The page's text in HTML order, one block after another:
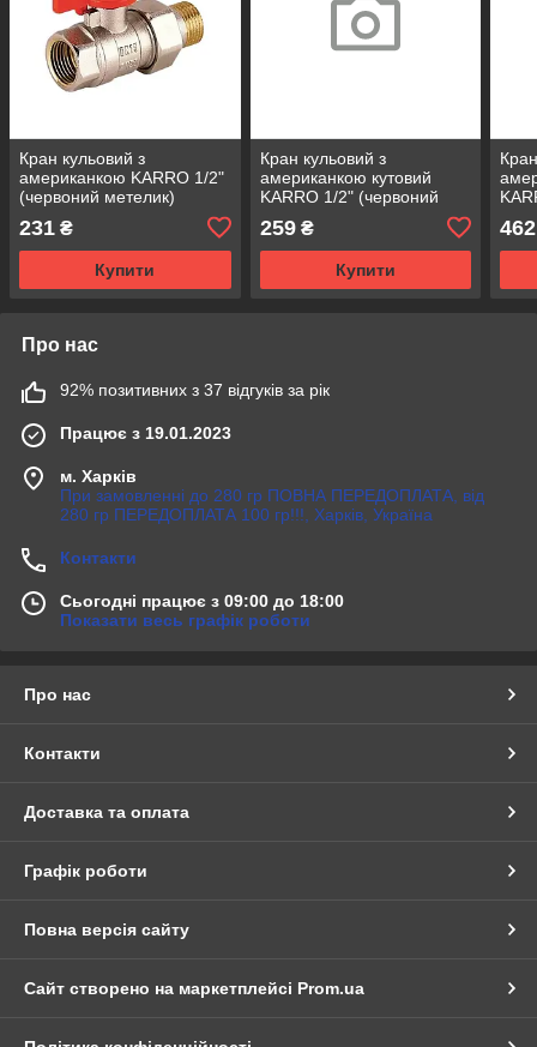
Кран кульовий з
американкою KARRO 1/2"
(червоний метелик)
231 ₴
Купити
Кран кульовий з
американкою кутовий
KARRO 1/2" (червоний
259₴
Купити
462
Про нас
92% позитивних з 37 відгуків за рік
Працює з 19.01.2023
м. Харків
При замовленні до 280 гр ПОВНА ПЕРЕДОПЛАТА, від
280 гр ПЕРЕДОПЛАТА 100 гр!!!, Харків, Україна
Контакти
Сьогодні працює з 09:00 до 18:00
Показати весь графік роботи
Про нас
Контакти
Доставка та оплата
Графік роботи
Повна версія сайту
Сайт створено на маркетплейсі Prom.ua